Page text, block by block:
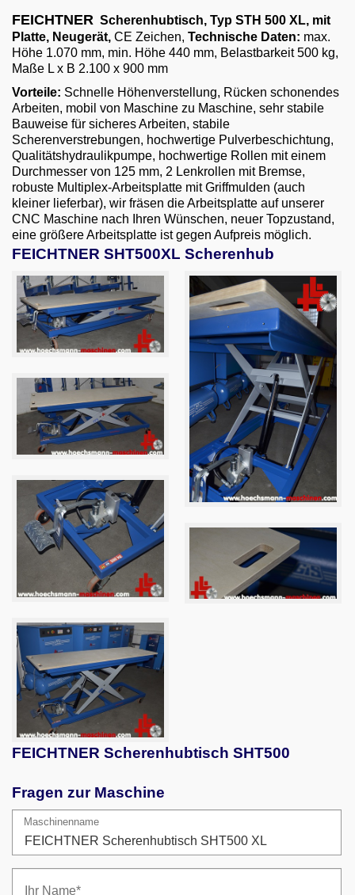
English
FEICHTNER Scherenhubtisch, Typ STH 500 XL, mit
Platte, Neugerät, CE Zeichen, Technische Daten: max.
Höhe 1.070 mm, min. Höhe 440 mm, Belastbarkeit 500 kg,
Maße L x B 2.100 x 900 mm
Vorteile: Schnelle Höhenverstellung, Rücken schonendes
Arbeiten, mobil von Maschine zu Maschine, sehr stabile
Bauweise für sicheres Arbeiten, stabile
Scherenverstrebungen, hochwertige Pulverbeschichtung,
Qualitätshydraulikpumpe, hochwertige Rollen mit einem
Durchmesser von 125 mm, 2 Lenkrollen mit Bremse,
robuste Multiplex-Arbeitsplatte mit Griffmulden (auch
kleiner lieferbar), wir fräsen die Arbeitsplatte auf unserer
CNC Maschine nach Ihren Wünschen, neuer Topzustand,
eine größere Arbeitsplatte ist gegen Aufpreis möglich.
FEICHTNER SHT500XL Scherenhub
FEICHTNER Scherenhubtisch SHT500
Fragen zur Maschine
Maschinenname